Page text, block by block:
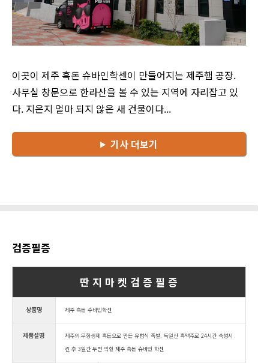
이곳이 제주 흑돈 슈바인학센이 만들어지는 제주햄 공장.
사무실 창문으로 한라산을 볼 수 있는 지역에 자리잡고 있
다. 지은지 얼마 되지 않은 새 건물이다...
기사 더보기
검증필증
딴 지 마 켓 검 증 필 증
상품명 제주 흑돈 슈바인학센
제품설명
제주의 무항생제 흑돈으로 만든 유럽식 족발. 독일산 흑맥주로 24시간 숙성시
킨 후 3일간 두번 익힌 제주 흑돈 슈바인 학센